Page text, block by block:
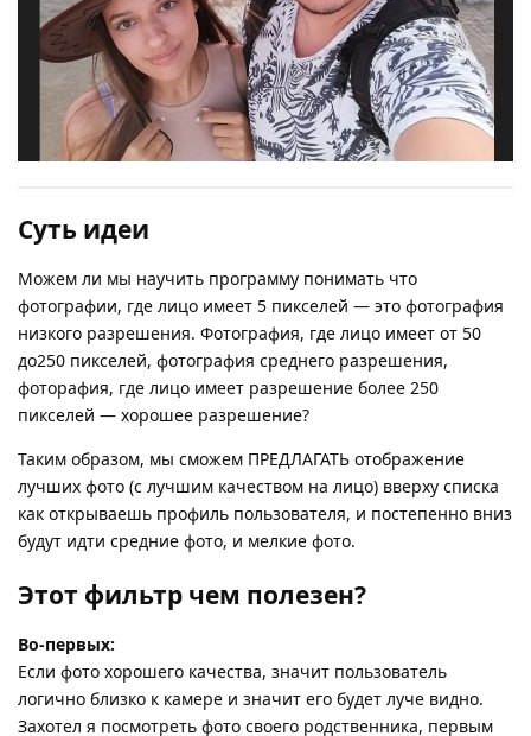
Суть идеи
Можем ли мы научить программу понимать что
фотографии, где лицо имеет 5 пикселей — это фотография
низкого разрешения. Фотография, где лицо имеет от 50
до250 пикселей, фотография среднего разрешения,
фоторафия, где лицо имеет разрешение более 250
пикселей — хорошее разрешение?
Таким образом, мы сможем ПРЕДЛАГАТЬ отображение
лучших фото (с лучшим качеством на лицо) вверху списка
как открываешь профиль пользователя, и постепенно вниз
будут идти средние фото, и мелкие фото.
Этот фильтр чем полезен?
Во-первых:
Если фото хорошего качества, значит пользователь
логично близко к камере и значит его будет луче видно.
Захотел я посмотреть фото своего родственника, первым